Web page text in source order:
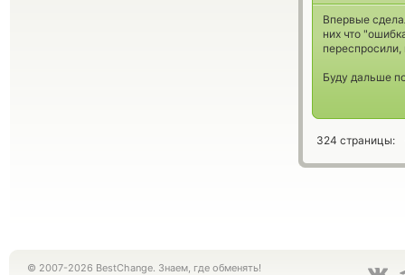
Впервые
них что
Буду дальше
324 страницы:
© 2007-2026 BestChange. Знаем, где обменять!